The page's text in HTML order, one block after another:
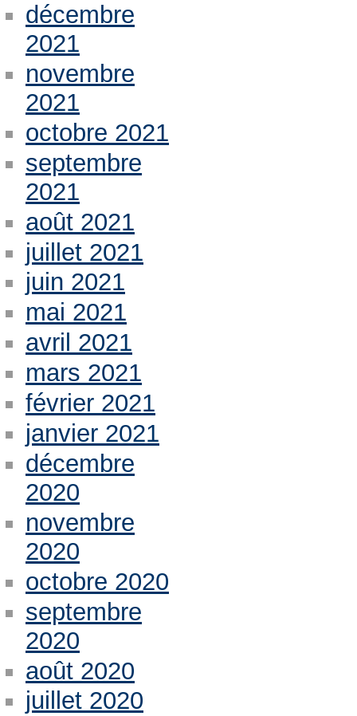
décembre
2021
novembre
2021
octobre 2021
septembre
2021
août 2021
juillet 2021
juin 2021
mai 2021
avril 2021
mars 2021
février 2021
janvier 2021
décembre
2020
novembre
2020
octobre 2020
septembre
2020
août 2020
juillet 2020